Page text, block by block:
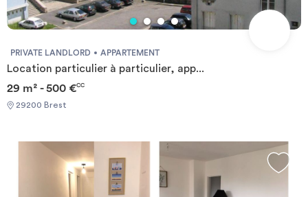
PRIVATE LANDLORD APPARTEMENT
Location particulier à particulier, app...
29 m² - 500 €CC
29200 Brest